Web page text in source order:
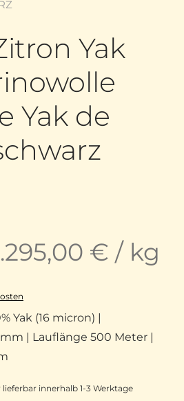
Yak
Yak de
295,00 € / kg
Yak (16 micron) |
mm | Lauflänge 500 Meter |
innerhalb 1-3 Werktage